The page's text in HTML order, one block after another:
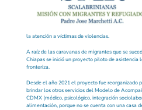
la atención a víctimas de violencias.
A raíz de las caravanas de migrantes que se
Chiapas se inició un proyecto piloto de asistencia
fronteriza.
Desde el año 2021 el proyecto fue reorganizado
brindar los otros servicios del Modelo de
CDMX (médico, psicológico, integración
alimentación, porque no se cuenta con una casa